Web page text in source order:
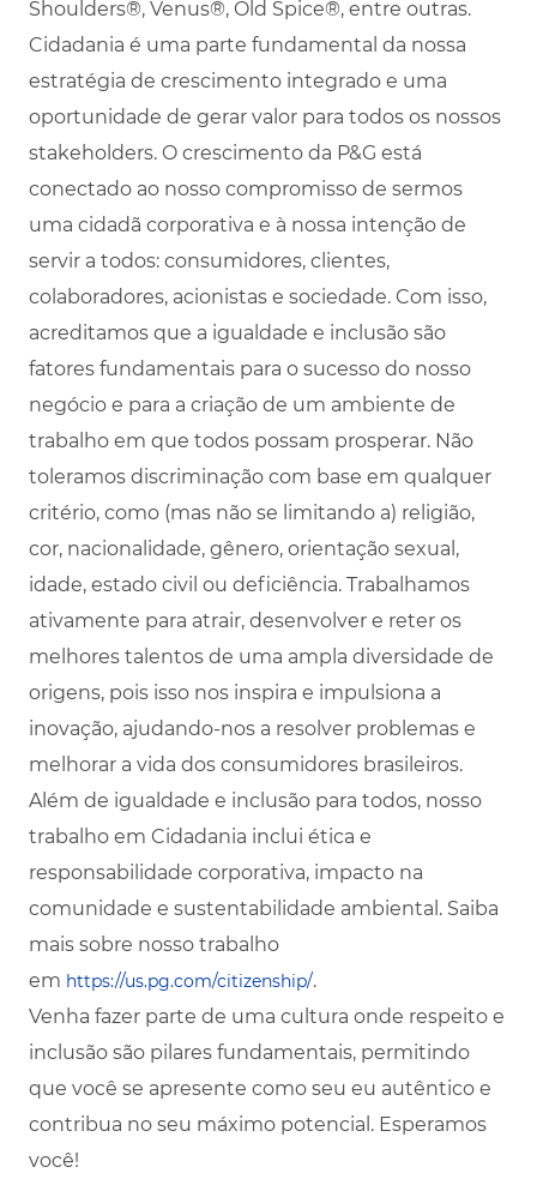
Shoulders®, Venus®, Old Spice®, entre outras.
Cidadania é uma parte fundamental da nossa
estratégia de crescimento integrado e uma
oportunidade de gerar valor para todos os nossos
stakeholders. O crescimento da P&G está
conectado ao nosso compromisso de sermos
uma cidadã corporativa e à nossa intenção de
servir a todos: consumidores, clientes,
colaboradores, acionistas e sociedade. Com isso,
acreditamos que a igualdade e inclusão são
fatores fundamentais para o sucesso do nosso
negócio e para a criação de um ambiente de
trabalho em que todos possam prosperar. Não
toleramos discriminação com base em qualquer
critério, como (mas não se limitando a) religião,
cor, nacionalidade, gênero, orientação sexual,
idade, estado civil ou deficiência. Trabalhamos
ativamente para atrair, desenvolver e reter os
melhores talentos de uma ampla diversidade de
origens, pois isso nos inspira e impulsiona a
inovação, ajudando-nos a resolver problemas e
melhorar a vida dos consumidores brasileiros.
Além de igualdade e inclusão para todos, nosso
trabalho em Cidadania inclui ética e
responsabilidade corporativa, impacto na
comunidade e sustentabilidade ambiental. Saiba
mais sobre nosso trabalho
em https://us.pg.com/citizenship/.
Venha fazer parte de uma cultura onde respeito e
inclusão são pilares fundamentais, permitindo
que você se apresente como seu eu autêntico e
contribua no seu máximo potencial. Esperamos
você!